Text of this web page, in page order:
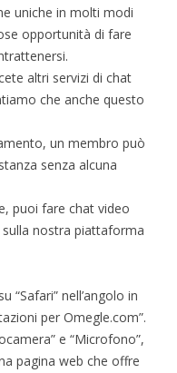
uniche in molti modi
opportunità di fare
altri servizi di chat
che anche questo
un membro può
senza alcuna
puoi fare chat video
nostra piattaforma
“Safari” nell’angolo in
per Omegle.com”.
e “Microfono”,
pagina web che offre